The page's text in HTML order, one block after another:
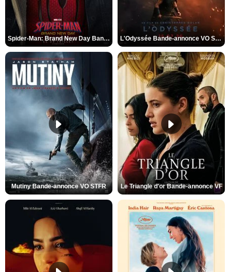
Spider-Man: Brand New Day Bande-annonce VO STFR L'Odyssée Bande-annonce VO STFR
Mutiny Bande-annonce VO STFR Le Triangle d'or Bande-annonce VF